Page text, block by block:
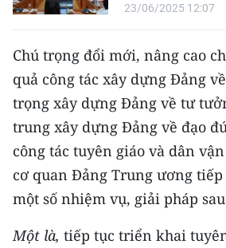
23/06/2025 12:07
Chú trọng đổi mới, nâng cao
quả công tác xây dựng Đảng
trọng xây dựng Đảng về tư
trung xây dựng Đảng về đạo
công tác tuyên giáo và dân
cơ quan Đảng Trung ương
một số nhiệm vụ, giải pháp
Một là, tiếp tục triển khai